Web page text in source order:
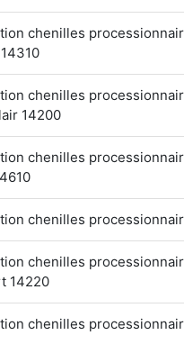
chenilles
chenilles
14200
chenilles
chenilles
chenilles
14220
chenilles